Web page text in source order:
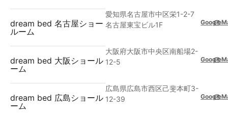
dream bed 名古屋ショー
ルーム
愛知県名古屋市中区栄1-2-7
名古屋東宝ビル1F
dream bed 大阪ショール
ーム
大阪府大阪市中央区南船場2-
12-5
dream bed 広島ショール
ーム
広島県広島市西区己斐本町3-
12-39